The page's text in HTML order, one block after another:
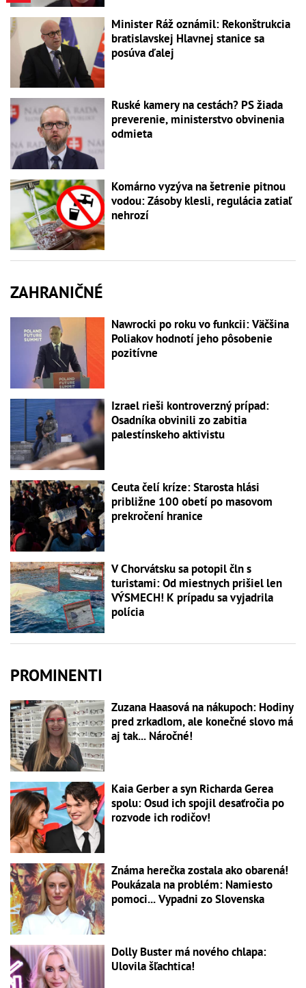
Minister Ráž oznámil: Rekonštrukcia
bratislavskej Hlavnej stanice sa
posúva ďalej
Ruské kamery na cestách? PS žiada
preverenie, ministerstvo obvinenia
odmieta
Komárno vyzýva na šetrenie pitnou
vodou: Zásoby klesli, regulácia zatiaľ
nehrozí
ZAHRANIČNÉ
Nawrocki po roku vo funkcii: Väčšina
Poliakov hodnotí jeho pôsobenie
pozitívne
Izrael rieši kontroverzný prípad:
Osadníka obvinili zo zabitia
palestínskeho aktivistu
Ceuta čelí kríze: Starosta hlási
približne 100 obetí po masovom
prekročení hranice
V Chorvátsku sa potopil čln s
turistami: Od miestnych prišiel len
VÝSMECH! K prípadu sa vyjadrila
polícia
PROMINENTI
Zuzana Haasová na nákupoch: Hodiny
pred zrkadlom, ale konečné slovo má
aj tak... Náročné!
Kaia Gerber a syn Richarda Gerea
spolu: Osud ich spojil desaťročia po
rozvode ich rodičov!
Známa herečka zostala ako obarená!
Poukázala na problém: Namiesto
pomoci... Vypadni zo Slovenska
Dolly Buster má nového chlapa:
Ulovila šľachtica!